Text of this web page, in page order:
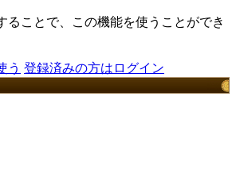
ることで、この機能を使うことができ
う 登録済みの方はログイン